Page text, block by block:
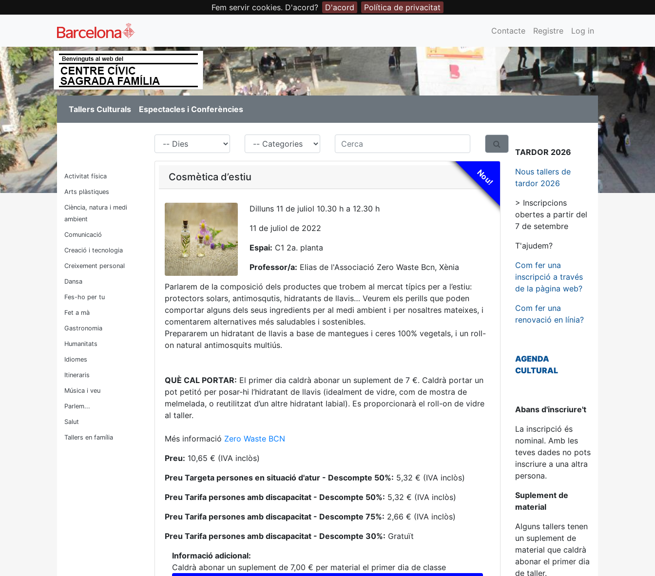
Fem servir cookies. D'acord? D'acord Política de privacitat
Contacte Registre Log in
Tallers Culturals Espectacles i Conferències
Activitat física
Arts plàstiques
Ciència, natura i medi
ambient
Comunicació
Creació i tecnologia
Creixement personal
Dansa
Fes-ho per tu
Fet a mà
Gastronomia
Humanitats
Idiomes
Itineraris
Música i veu
Parlem...
Salut
Tallers en família
Cerca
Nou!
Cosmètica d’estiu
Dilluns 11 de juliol 10.30 h a 12.30 h
11 de juliol de 2022
Espai: C1 2a. planta
Professor/a: Elias de l'Associació Zero Waste Bcn, Xènia
Parlarem de la composició dels productes que trobem al mercat típics per a l’estiu:
protectors solars, antimosqutis, hidratants de llavis… Veurem els perills que poden
comportar alguns dels seus ingredients per al medi ambient i per nosaltres mateixes, i
comentarem alternatives més saludables i sostenibles.
Prepararem un hidratant de llavis a base de mantegues i ceres 100% vegetals, i un roll-
on natural antimosquits multiús.
QUÈ CAL PORTAR: El primer dia caldrà abonar un suplement de 7 €. Caldrà portar un
pot petitó per posar-hi l’hidratant de llavis (idealment de vidre, com de mostra de
melmelada, o reutilitzat d’un altre hidratant labial). Es proporcionarà el roll-on de vidre
al taller.
Més informació Zero Waste BCN
Preu: 10,65 € (IVA inclòs)
Preu Targeta persones en situació d'atur - Descompte 50%: 5,32 € (IVA inclòs)
Preu Tarifa persones amb discapacitat - Descompte 50%: 5,32 € (IVA inclòs)
Preu Tarifa persones amb discapacitat - Descompte 75%: 2,66 € (IVA inclòs)
Preu Tarifa persones amb discapacitat - Descompte 30%: Gratuït
Informació adicional:
Caldrà abonar un suplement de 7,00 € per material el primer dia de classe
TARDOR 2026
Nous tallers de
tardor 2026
> Inscripcions
obertes a partir del
7 de setembre
T'ajudem?
Com fer una
inscripció a través
de la pàgina web?
Com fer una
renovació en línia?
AGENDA
CULTURAL
Abans d'inscriure't
La inscripció és
nominal. Amb les
teves dades no pots
inscriure a una altra
persona.
Suplement de
material
Alguns tallers tenen
un suplement de
material que caldrà
abonar el primer dia
de taller.